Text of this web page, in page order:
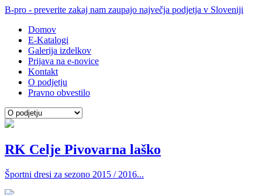
B-pro - preverite zakaj nam zaupajo največja podjetja v Sloveniji
Domov
E-Katalogi
Galerija izdelkov
Prijava na e-novice
Kontakt
O podjetju
Pravno obvestilo
RK Celje Pivovarna laško
Športni dresi za sezono 2015 / 2016...